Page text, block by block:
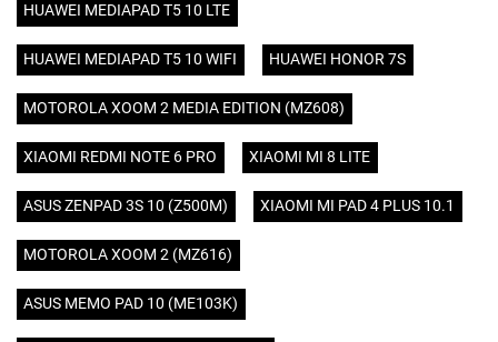
HUAWEI MEDIAPAD T5 10 LTE
HUAWEI MEDIAPAD T5 10 WIFI HUAWEI HONOR 7S
MOTOROLA XOOM 2 MEDIA EDITION (MZ608)
XIAOMI REDMI NOTE 6 PRO XIAOMI MI 8 LITE
ASUS ZENPAD 3S 10 (Z500M) XIAOMI MI PAD 4 PLUS 10.1
MOTOROLA XOOM 2 (MZ616)
ASUS MEMO PAD 10 (ME103K)